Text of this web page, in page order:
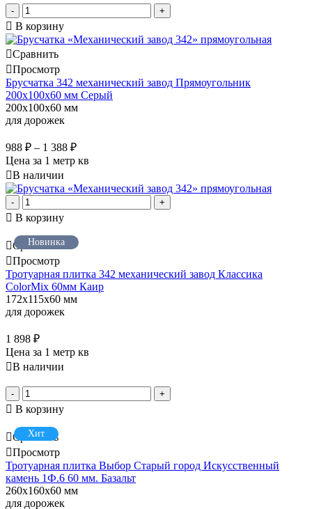
- +
В корзину
Сравнить
Просмотр
Брусчатка 342 механический завод Прямоугольник
200х100х60 мм Серый
200x100x60 мм
для дорожек
988 ₽ – 1 388 ₽
Цена за 1 метр кв
В наличии
- +
В корзину
Новинка
Сравнить
Просмотр
Тротуарная плитка 342 механический завод Классика
ColorMix 60мм Каир
172x115x60 мм
для дорожек
1 898 ₽
Цена за 1 метр кв
В наличии
- +
В корзину
Хит
Сравнить
Просмотр
Тротуарная плитка Выбор Старый город Искусственный
камень 1Ф.6 60 мм. Базальт
260x160x60 мм
для дорожек